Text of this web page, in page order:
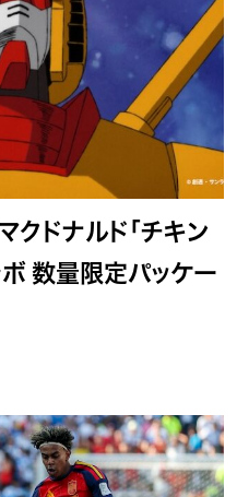
クドナルド「チキン
数量限定パッケー